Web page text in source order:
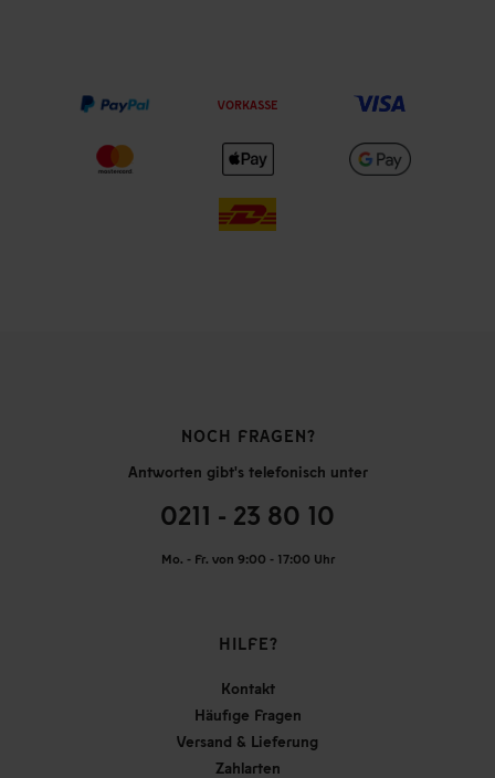
VORKASSE
NOCH FRAGEN?
Antworten gibt's telefonisch unter
0211 - 23 80 10
Mo. - Fr. von 9:00 - 17:00 Uhr
HILFE?
Kontakt
Häufige Fragen
Versand & Lieferung
Zahlarten